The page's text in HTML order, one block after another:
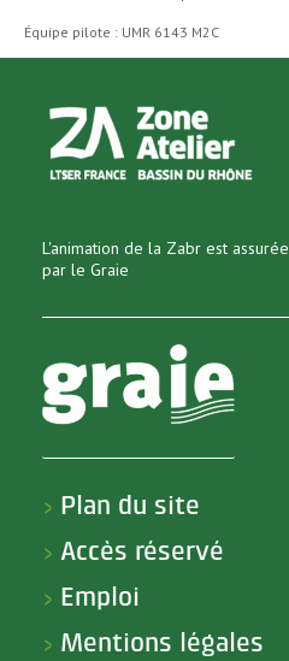
Équipe pilote : UMR 6143 M2C
L'animation de la Zabr est assurée
par le Graie
> Plan du site
> Accès réservé
> Emploi
> Mentions légales